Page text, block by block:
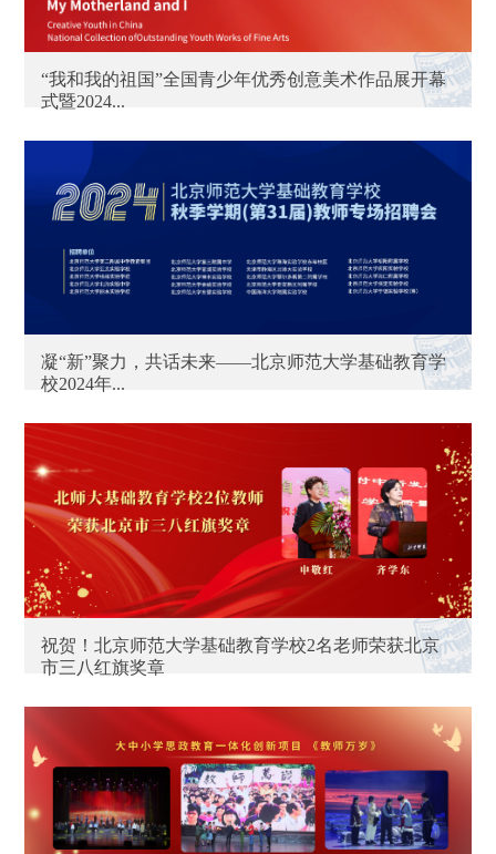
“我和我的祖国”全国青少年优秀创意美术作品展开幕
式暨2024...
凝“新”聚力，共话未来——北京师范大学基础教育学
校2024年...
祝贺！北京师范大学基础教育学校2名老师荣获北京
市三八红旗奖章